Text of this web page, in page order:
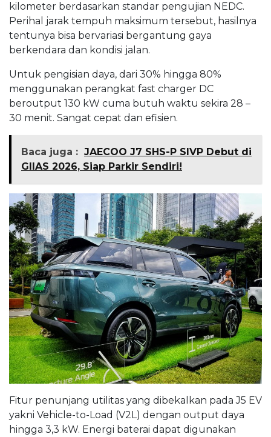
kilometer berdasarkan standar pengujian NEDC.
Perihal jarak tempuh maksimum tersebut, hasilnya
tentunya bisa bervariasi bergantung gaya
berkendara dan kondisi jalan.
Untuk pengisian daya, dari 30% hingga 80%
menggunakan perangkat fast charger DC
beroutput 130 kW cuma butuh waktu sekira 28 –
30 menit. Sangat cepat dan efisien.
Baca juga : JAECOO J7 SHS-P SIVP Debut di
GIIAS 2026, Siap Parkir Sendiri!
Fitur penunjang utilitas yang dibekalkan pada J5 EV
yakni Vehicle-to-Load (V2L) dengan output daya
hingga 3,3 kW. Energi baterai dapat digunakan